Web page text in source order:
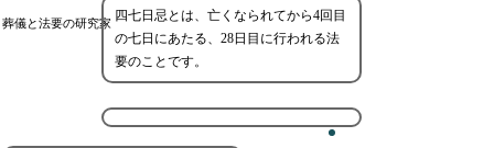
葬儀と法要の研究家 四七日忌とは、亡くなられてから4回目
の七日にあたる、28日目に行われる法
要のことです。